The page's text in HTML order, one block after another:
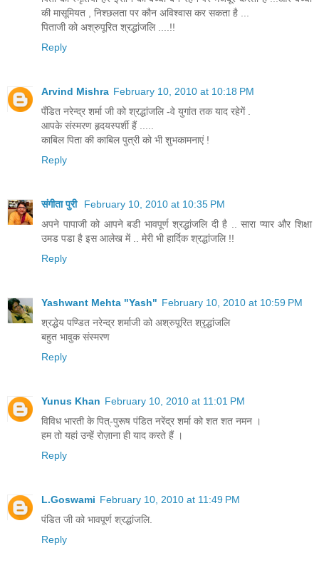
की मासूमियत , निश्छलता पर कौन अविश्वास कर सकता है ...
पिताजी को अश्रुपूरित श्रद्धांजलि ....!!
Reply
Arvind Mishra February 10, 2010 at 10:18 PM
पँडित नरेन्द्र शर्मा जी को श्रद्धांजलि -वे युगांत तक याद रहेगें .
आपके संस्मरण हृदयस्पर्शी हैं .....
काबिल पिता की काबिल पुत्री को भी शुभकामनाएं !
Reply
संगीता पुरी
February 10, 2010 at 10:35 PM
अपने पापाजी को आपने बडी भावपूर्ण श्रद्धांजलि दी है .. सारा प्‍यार और शिक्षा
उमड पडा है इस आलेख में .. मेरी भी हार्दिक श्रद्धांजलि !!
Reply
Yashwant Mehta "Yash" February 10, 2010 at 10:59 PM
श्रद्धेय पण्डित नरेन्द्र शर्माजी को अश्रुपूरित श्रृद्धांजलि
बहुत भावुक संस्मरण
Reply
Yunus Khan February 10, 2010 at 11:01 PM
विविध भारती के पित्-पुरूष पंडित नरेंद्र शर्मा को शत शत नमन ।
हम तो यहां उन्‍हें रोज़ाना ही याद करते हैं ।
Reply
L.Goswami February 10, 2010 at 11:49 PM
पंडित जी को भावपूर्ण श्रद्धांजलि.
Reply